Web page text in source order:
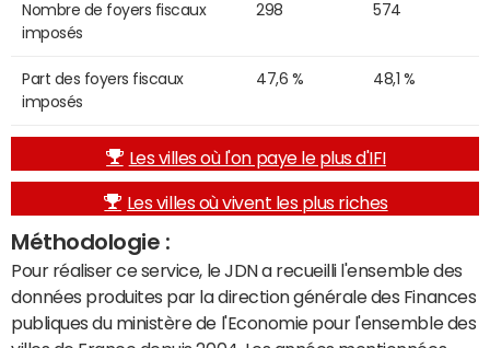
Nombre de foyers fiscaux
imposés
298 574
Part des foyers fiscaux
imposés
47,6 % 48,1 %
Les villes où l'on paye le plus d'IFI
Les villes où vivent les plus riches
Méthodologie :
Pour réaliser ce service, le JDN a recueilli l'ensemble des
données produites par la direction générale des Finances
publiques du ministère de l'Economie pour l'ensemble des